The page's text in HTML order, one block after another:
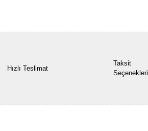
Hızlı Teslimat
Taksit
Seçenekleri